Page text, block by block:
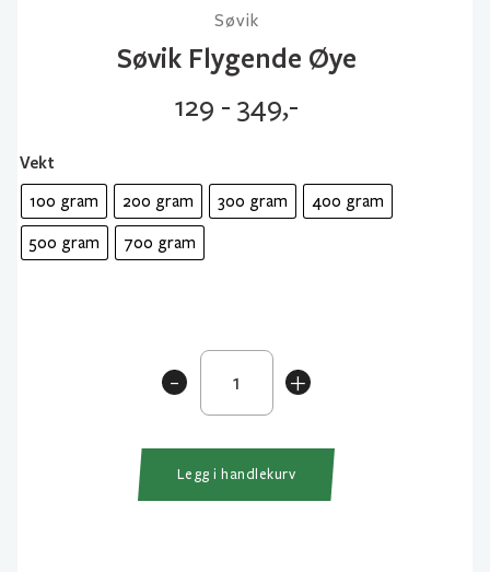
Søvik
Søvik Flygende Øye
129 - 349,-
Vekt
100 gram 200 gram 300 gram 400 gram
500 gram 700 gram
+
Søvik
Flygende
Øye
-
Legg i handlekurv